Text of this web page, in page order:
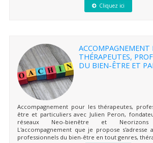
Cliquez ici
ACCOMPAGNEMENT
THÉRAPEUTES,
DU BIEN-ÊTRE ET
Accompagnement pour les thérapeutes,
être et particuliers avec Julien Peron,
réseaux Neo-bienêtre et
L'accompagnement que je propose s'adresse
professionnels du bien-être en tout genres,